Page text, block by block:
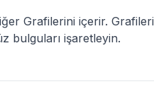
Grafilerini içerir.
bulguları işaretleyin.